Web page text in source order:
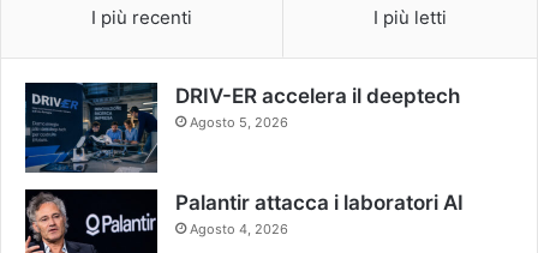
I più recenti I più letti
DRIV-ER accelera il deeptech
Agosto 5, 2026
Palantir attacca i laboratori AI
Agosto 4, 2026